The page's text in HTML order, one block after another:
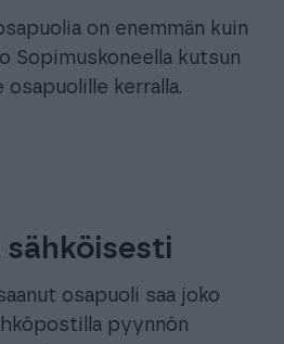
on enemmän kuin
Sopimuskoneella kutsun
osapuolille kerralla.
sähköisesti
osapuoli saa joko
pyynnön